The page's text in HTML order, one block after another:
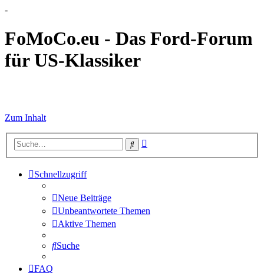
-
FoMoCo.eu - Das Ford-Forum
für US-Klassiker
Zum Inhalt
Suche
Schnellzugriff
Neue Beiträge
Unbeantwortete Themen
Aktive Themen
Suche
FAQ